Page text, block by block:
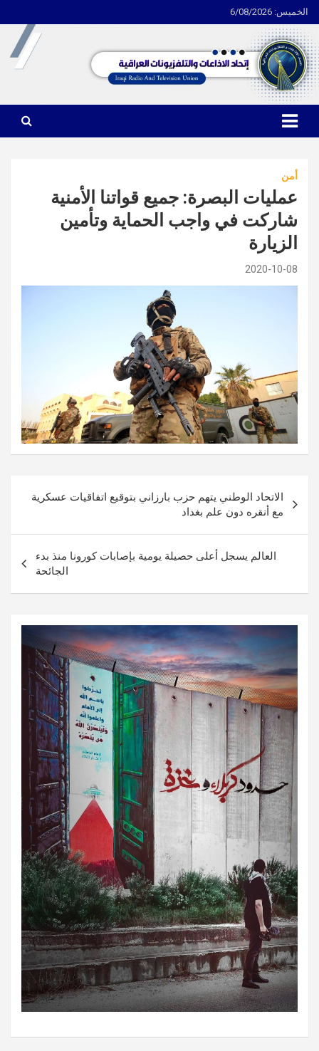
الخميس: 6/08/2026
Skip
to
content
اتحاد الاذاعات والتلفزيونات العراقية
أمن
عمليات البصرة: جميع قواتنا الأمنية
شاركت في واجب الحماية وتأمين
الزيارة
2020-10-08
المقالات
الاتحاد الوطني يتهم حزب بارزاني بتوقيع اتفاقيات عسكرية
مع أنقره دون علم بغداد
العالم يسجل أعلى حصيلة يومية بإصابات كورونا منذ بدء
الجائحة